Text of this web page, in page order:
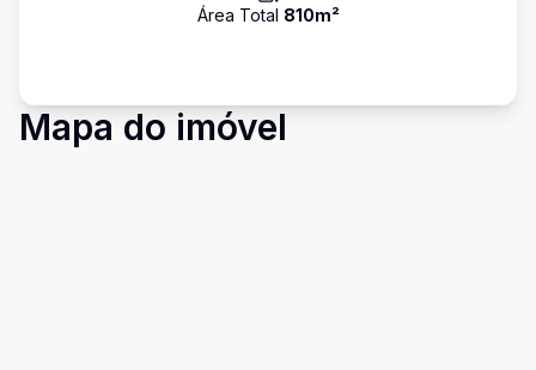
Área Total 810m²
Mapa do imóvel